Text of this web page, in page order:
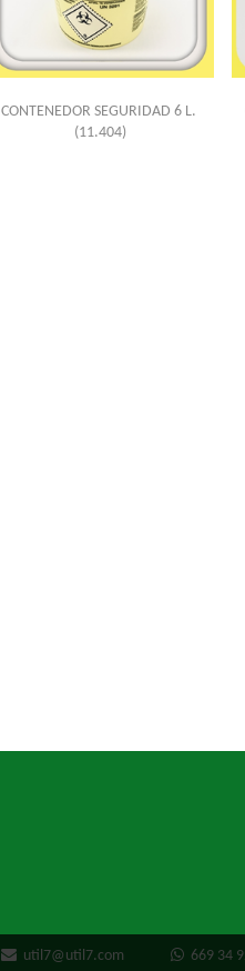
CONTENEDOR SEGURIDAD 6 L.
(11.404)
util7@util7.com 669 34